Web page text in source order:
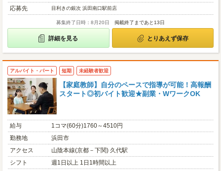
応募先
目利きの銀次 浜田南口駅前店
募集終了日時：8月20日 掲載終了まであと13日
詳細を見る とりあえず保存
アルバイト・パート 短期 未経験者歓迎
【家庭教師】自分のペースで指導が可能！高報酬
スタート◎初バイト歓迎★副業・WワークOK
給与
1コマ(60分)1760～4510円
勤務地
浜田市
アクセス
山陰本線(京都－下関) 久代駅
シフト
週1日以上 1日1時間以上